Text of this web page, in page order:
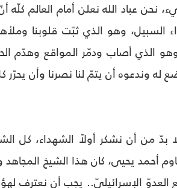
عباد الله نعلن أمام العالم كلّه
السبيل، وهو الذي ثبّت قلوبنا
الذي أصاب ودمّر المواقع وهدّم
له وندعوه أن يتمّ لنا نصرنا وأن
بدّ من أن نشكر أولاً الشهداء، كل
أحمد يحيى، كان هذا الشيخ
العدوّ الإسرائيليّ.. يجب أن نعترف